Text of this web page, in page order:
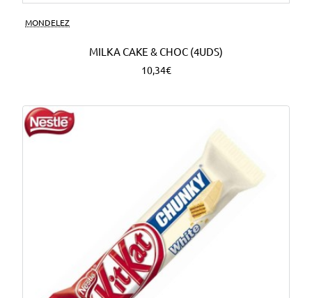
MONDELEZ
MILKA CAKE & CHOC (4UDS)
10,34€